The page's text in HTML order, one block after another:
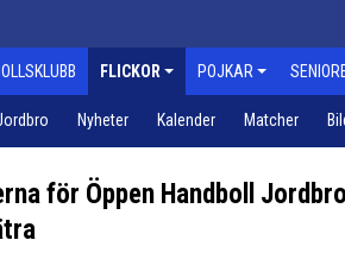
FLICKOR POJKAR
Nyheter Kalender Matcher
för Öppen Handboll